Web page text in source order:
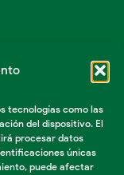
tecnologías como las
del dispositivo. El
procesar datos
únicas
puede afectar